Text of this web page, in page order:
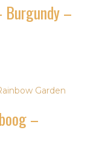
Burgundy –
–